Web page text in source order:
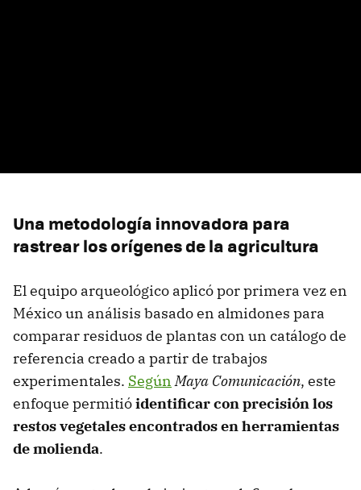
Una metodología innovadora para
rastrear los orígenes de la agricultura
El equipo arqueológico aplicó por primera vez en
México un análisis basado en almidones para
comparar residuos de plantas con un catálogo de
referencia creado a partir de trabajos
experimentales. Según Maya Comunicación, este
enfoque permitióidentificar con precisión los
restos vegetales encontrados en herramientas
de molienda.